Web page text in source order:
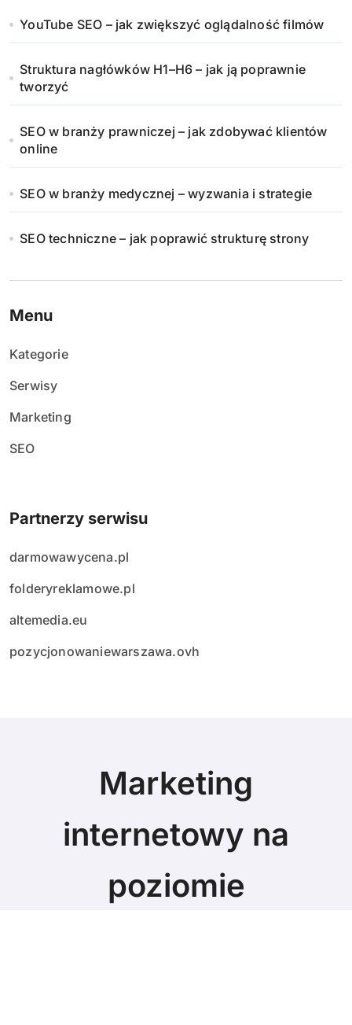
YouTube SEO – jak zwiększyć oglądalność filmów
Struktura nagłówków H1–H6 – jak ją poprawnie
tworzyć
SEO w branży prawniczej – jak zdobywać klientów
online
SEO w branży medycznej – wyzwania i strategie
SEO techniczne – jak poprawić strukturę strony
Menu
Kategorie
Serwisy
Marketing
SEO
Partnerzy serwisu
darmowawycena.pl
folderyreklamowe.pl
altemedia.eu
pozycjonowaniewarszawa.ovh
Marketing
internetowy na
poziomie